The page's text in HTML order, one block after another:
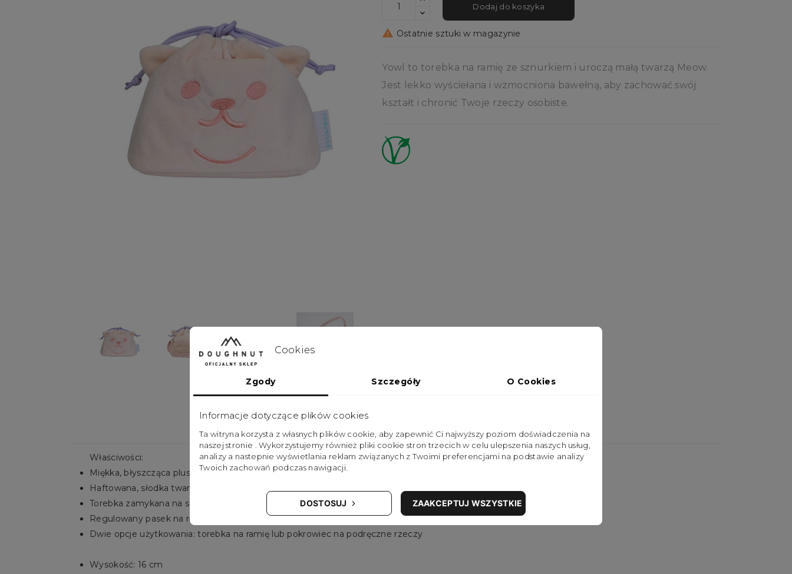
Dodaj do koszyka
 Ostatnie sztuki w magazynie
Yowl to torebka na ramię ze sznurkiem i uroczą małą twarzą Meow.
Jest lekko wyściełana i wzmocniona bawełną, aby zachować swój
kształt i chronić Twoje rzeczy osobiste.
Właściwości:
Miękka, błyszcząca pluszowa torebka
Haftowana, słodka twarz Meow
Torebka zamykana na sznurek
Regulowany pasek na ramię
Dwie opcje użytkowania: torebka na ramię lub pokrowiec na podręczne rzeczy
Wysokość: 16 cm
Cookies
Zgody Szczegóły O Cookies
Informacje dotyczące plików cookies
Ta witryna korzysta z własnych plików cookie, aby zapewnić Ci najwyższy poziom doświadczenia na
naszej stronie . Wykorzystujemy również pliki cookie stron trzecich w celu ulepszenia naszych usług,
analizy a nastepnie wyświetlania reklam związanych z Twoimi preferencjami na podstawie analizy
Twoich zachowań podczas nawigacji.
DOSTOSUJ ZAAKCEPTUJ WSZYSTKIE